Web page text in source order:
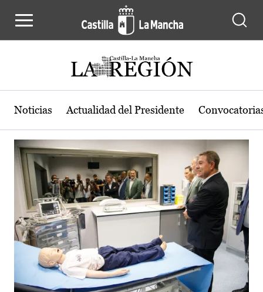
Actualidad de la región de Castilla-
Noticias Actualidad del Presidente